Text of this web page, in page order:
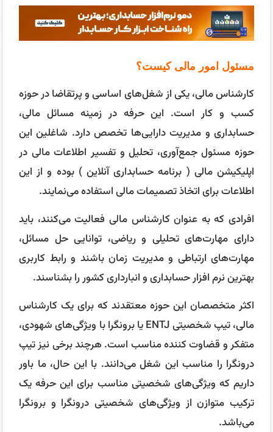
مسئول امور مالی کیست؟
کارشناس مالی، یکی از شغل‌های اساسی و پرتقاضا در حوزه
کسب و کار است. این حرفه در زمینه مسائل مالی،
حسابداری و مدیریت دارایی‌ها تخصص دارد. شاغلین این
حوزه مسئول جمع‌آوری، تحلیل و تفسیر اطلاعات مالی در
اپلیکیشن مالی ( برنامه حسابداری آنلاین ) بوده و از این
اطلاعات برای اتخاذ تصمیمات مالی استفاده می‌نمایند.
افرادی که به عنوان کارشناس مالی فعالیت می‌کنند، باید
دارای مهارت‌های تحلیلی و ریاضی، توانایی حل مسائل،
مهارت‌های ارتباطی و مدیریت زمان باشند و رابط کاربری
بهترین نرم افزار حسابداری و انبارداری کشور را بشناسند.
اکثر متخصصان این حوزه معتقدند که برای یک کارشناس
مالی، تیپ شخصیتی ENTJ یا برونگرا با ویژگی‌های شهودی،
متفکر و قضاوت کننده مناسب است. هرچند برخی نیز تیپ
درونگرا را مناسب این شغل می‌دانند. با این حال، ما باور
داریم که ویژگی‌های شخصیتی مناسب برای این حرفه یک
ترکیب متوازن از ویژگی‌های شخصیتی درونگرا و برونگرا
می‌باشد.